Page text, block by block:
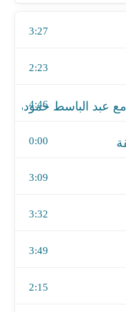
3:27
2:23
4:46
0:00
3:09
3:32
3:49
2:15